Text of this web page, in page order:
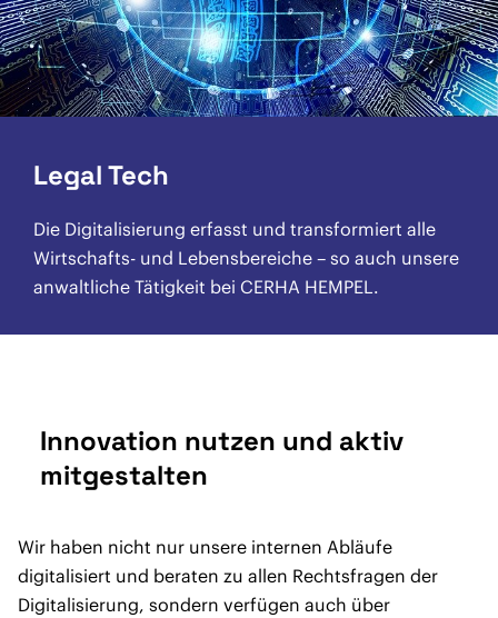
Legal Tech
Die Digitalisierung erfasst und transformiert alle
Wirtschafts- und Lebensbereiche – so auch unsere
anwaltliche Tätigkeit bei CERHA HEMPEL.
Innovation nutzen und aktiv
mitgestalten
Wir haben nicht nur unsere internen Abläufe
digitalisiert und beraten zu allen Rechtsfragen der
Digitalisierung, sondern verfügen auch über